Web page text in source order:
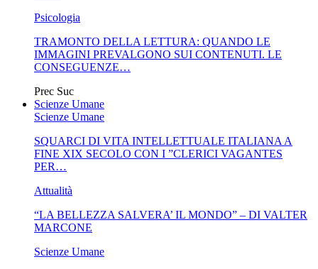
Psicologia
TRAMONTO DELLA LETTURA: QUANDO LE
IMMAGINI PREVALGONO SUI CONTENUTI. LE
CONSEGUENZE…
Prec Suc
Scienze Umane
Scienze Umane
SQUARCI DI VITA INTELLETTUALE ITALIANA A
FINE XIX SECOLO CON I ”CLERICI VAGANTES
PER…
Attualità
“LA BELLEZZA SALVERA’ IL MONDO” – DI VALTER
MARCONE
Scienze Umane